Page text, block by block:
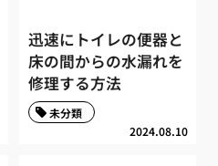
迅速にトイレの便器と
床の間からの水漏れを
修理する方法
2024.08.10
未分類